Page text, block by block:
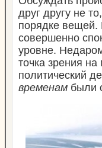
друг другу не
порядке вещей.
совершенно
уровне.
точка зрения
политический
временам были